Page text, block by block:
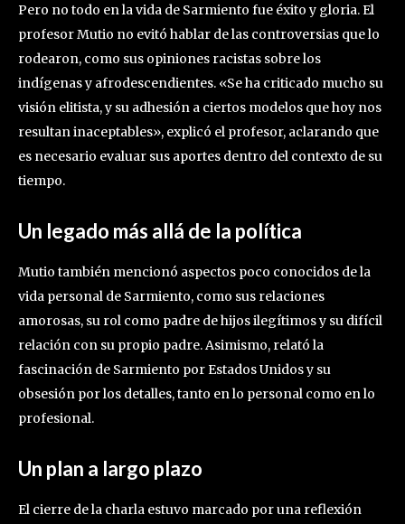
Pero no todo en la vida de Sarmiento fue éxito y gloria. El
profesor Mutio no evitó hablar de las controversias que lo
rodearon, como sus opiniones racistas sobre los
indígenas y afrodescendientes. «Se ha criticado mucho su
visión elitista, y su adhesión a ciertos modelos que hoy nos
resultan inaceptables», explicó el profesor, aclarando que
es necesario evaluar sus aportes dentro del contexto de su
tiempo.
Un legado más allá de la política
Mutio también mencionó aspectos poco conocidos de la
vida personal de Sarmiento, como sus relaciones
amorosas, su rol como padre de hijos ilegítimos y su difícil
relación con su propio padre. Asimismo, relató la
fascinación de Sarmiento por Estados Unidos y su
obsesión por los detalles, tanto en lo personal como en lo
profesional.
Un plan a largo plazo
El cierre de la charla estuvo marcado por una reflexión